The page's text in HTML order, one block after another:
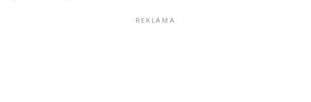
REKLAMA